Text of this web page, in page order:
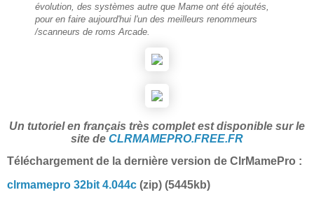
évolution, des systèmes autre que Mame ont été ajoutés,
pour en faire aujourd'hui l'un des meilleurs renommeurs
/scanneurs de roms Arcade.
Un tutoriel en français très complet est disponible sur le
site de CLRMAMEPRO.FREE.FR
Téléchargement de la dernière version de ClrMamePro :
clrmamepro 32bit 4.044c (zip) (5445kb)